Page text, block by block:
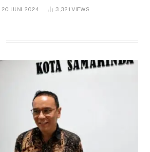
1.000 Hektare
20 JUNI 2024 3,321VIEWS